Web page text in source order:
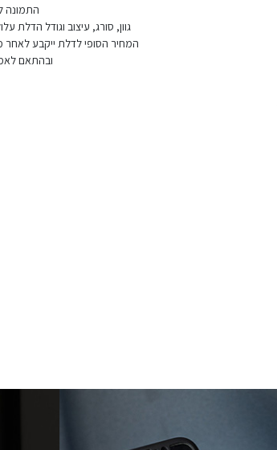
התמונה
גוון, סורג, עיצוב וגודל
המחיר הסופי לדלת ייקבע לאחר
ובהתאם